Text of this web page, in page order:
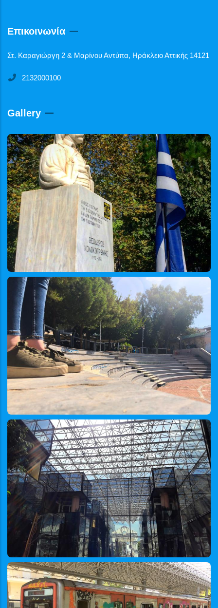
Επικοινωνία
Στ. Καραγιώργη 2 & Μαρίνου Αντύπα, Ηράκλειο Αττικής 14121
2132000100
Gallery